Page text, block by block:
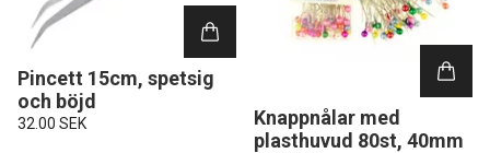
Pincett 15cm, spetsig
och böjd
32.00 SEK
Knappnålar med
plasthuvud 80st, 40mm